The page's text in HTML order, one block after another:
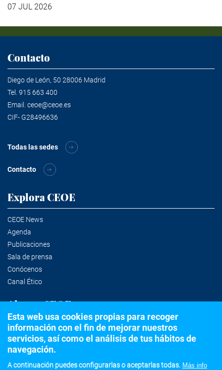
07 JUL 2026
Contacto
Diego de León, 50 28006 Madrid
Tel. 915 663 400
Email. ceoe@ceoe.es
CIF- G28496636
Todas las sedes
Contacto
Explora CEOE
CEOE News
Agenda
Publicaciones
Sala de prensa
Conócenos
Canal Ético
Alertas CEOE
Suscríbete a la newsletter
Esta web usa cookies propias para recoger
información con el fin de mejorar nuestros
servicios, así como el análisis de tus hábitos de
navegación.
A continuación puedes configurarlas o aceptarlas todas. Más info